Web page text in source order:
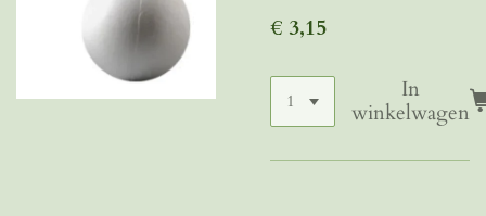
€ 3,15
In
winkelwagen